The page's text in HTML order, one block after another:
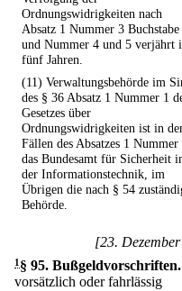
Ordnungswidrigkeiten nach
Absatz 1 Nummer 3 Buchstabe
und Nummer 4 und 5 verjährt
fünf Jahren.
(11) Verwaltungsbehörde im
des § 36 Absatz 1 Nummer 1
Gesetzes über
Ordnungswidrigkeiten ist in
Fällen des Absatzes 1 Nummer
das Bundesamt für Sicherheit
der Informationstechnik, im
Übrigen die nach § 54
Behörde.
[23.
1§ 95. Bußgeldvorschriften.
vorsätzlich oder fahrlässig